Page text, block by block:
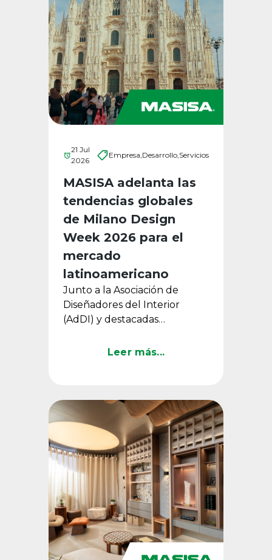
21 Jul
2026
Empresa,Desarrollo,Servicios
MASISA adelanta las
tendencias globales
de Milano Design
Week 2026 para el
mercado
latinoamericano
Junto a la Asociación de
Diseñadores del Interior
(AdDI) y destacadas
compañía analizó las
Leer más...